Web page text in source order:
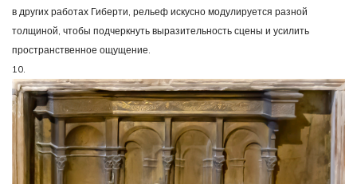
в других работах Гиберти, рельеф искусно модулируется разной
толщиной, чтобы подчеркнуть выразительность сцены и усилить
пространственное ощущение.
10.